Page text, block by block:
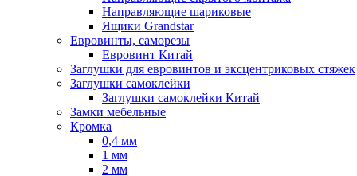
Направляющие шариковые
Ящики Grandstar
Евровинты, саморезы
Евровинт Китай
Заглушки для евровинтов и эксцентриковых стяжек
Заглушки самоклейки
Заглушки самоклейки Китай
Замки мебельные
Кромка
0,4 мм
1 мм
2 мм